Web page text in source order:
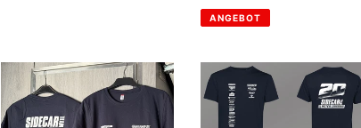
Preis
ANGEBOT
Sidecar-
MX
Team
Sidecar-
MX
Team